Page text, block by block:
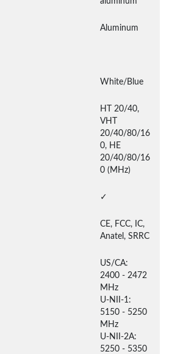
Aluminum
White/Blue
HT 20/40,
VHT
20/40/80/16
0, HE
20/40/80/16
0 (MHz)
✓
CE, FCC, IC,
Anatel, SRRC
US/CA:
2400 - 2472
MHz
U-NII-1:
5150 - 5250
MHz
U-NII-2A:
5250 - 5350